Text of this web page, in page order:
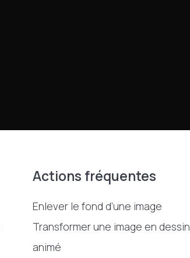
Actions fréquentes
Enlever le fond d’une image
Transformer une image en dessin
animé